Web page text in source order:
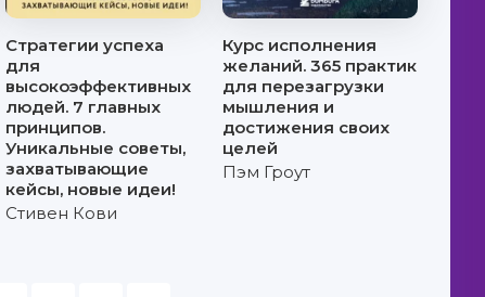
Стратегии успеха
для
высокоэффективных
людей. 7 главных
принципов.
Уникальные советы,
захватывающие
кейсы, новые идеи!
Стивен Кови
Курс исполнения
желаний. 365 практик
для перезагрузки
мышления и
достижения своих
целей
Пэм Гроут